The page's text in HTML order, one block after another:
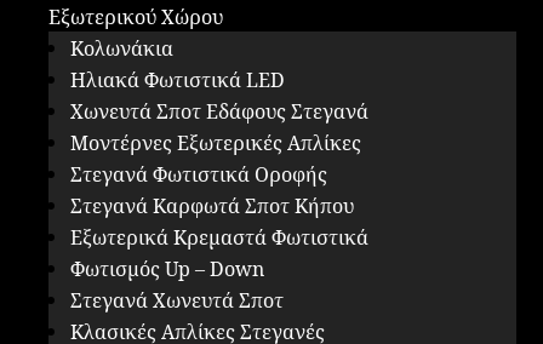
Εξωτερικού Χώρου
Κολωνάκια
Ηλιακά Φωτιστικά LED
Χωνευτά Σποτ Εδάφους Στεγανά
Μοντέρνες Εξωτερικές Απλίκες
Στεγανά Φωτιστικά Οροφής
Στεγανά Καρφωτά Σποτ Κήπου
Εξωτερικά Κρεμαστά Φωτιστικά
Φωτισμός Up – Down
Στεγανά Χωνευτά Σποτ
Κλασικές Απλίκες Στεγανές